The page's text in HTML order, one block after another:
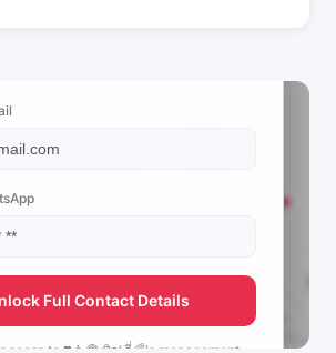
Full Contact Details